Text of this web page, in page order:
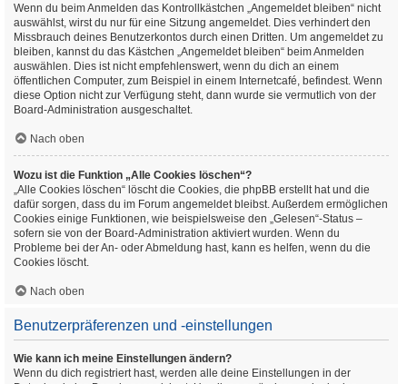
Wenn du beim Anmelden das Kontrollkästchen „Angemeldet bleiben“ nicht
auswählst, wirst du nur für eine Sitzung angemeldet. Dies verhindert den
Missbrauch deines Benutzerkontos durch einen Dritten. Um angemeldet zu
bleiben, kannst du das Kästchen „Angemeldet bleiben“ beim Anmelden
auswählen. Dies ist nicht empfehlenswert, wenn du dich an einem
öffentlichen Computer, zum Beispiel in einem Internetcafé, befindest. Wenn
diese Option nicht zur Verfügung steht, dann wurde sie vermutlich von der
Board-Administration ausgeschaltet.
Nach oben
Wozu ist die Funktion „Alle Cookies löschen“?
„Alle Cookies löschen“ löscht die Cookies, die phpBB erstellt hat und die
dafür sorgen, dass du im Forum angemeldet bleibst. Außerdem ermöglichen
Cookies einige Funktionen, wie beispielsweise den „Gelesen“-Status –
sofern sie von der Board-Administration aktiviert wurden. Wenn du
Probleme bei der An- oder Abmeldung hast, kann es helfen, wenn du die
Cookies löscht.
Nach oben
Benutzerpräferenzen und -einstellungen
Wie kann ich meine Einstellungen ändern?
Wenn du dich registriert hast, werden alle deine Einstellungen in der